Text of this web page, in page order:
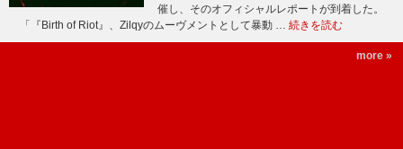
催し、そのオフィシャルレポートが到着した。
「『Birth of Riot』、Zilqyのムーヴメントとして暴動 … 続きを読む
more »